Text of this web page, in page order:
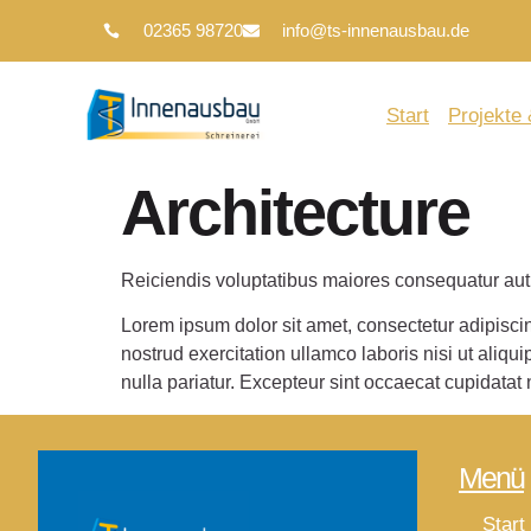
02365 98720 info@ts-innenausbau.de
Start Projekte
Architecture
Reiciendis voluptatibus maiores consequatur
Lorem ipsum dolor sit amet, consectetur
nostrud exercitation ullamco laboris nisi ut
nulla pariatur. Excepteur sint occaecat
Menü
Start